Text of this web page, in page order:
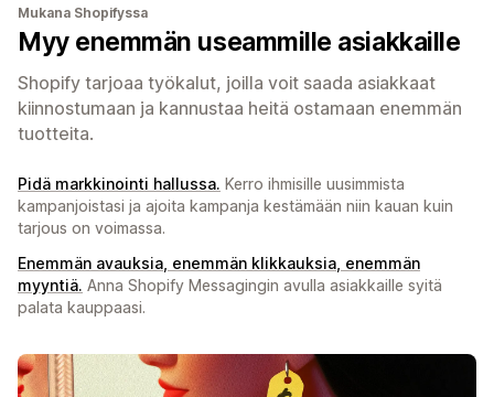
Mukana Shopifyssa
Myy enemmän useammille asiakkaille
Shopify tarjoaa työkalut, joilla voit saada asiakkaat
kiinnostumaan ja kannustaa heitä ostamaan enemmän
tuotteita.
Pidä markkinointi hallussa. Kerro ihmisille uusimmista
kampanjoistasi ja ajoita kampanja kestämään niin kauan kuin
tarjous on voimassa.
Enemmän avauksia, enemmän klikkauksia, enemmän
myyntiä. Anna Shopify Messagingin avulla asiakkaille syitä
palata kauppaasi.